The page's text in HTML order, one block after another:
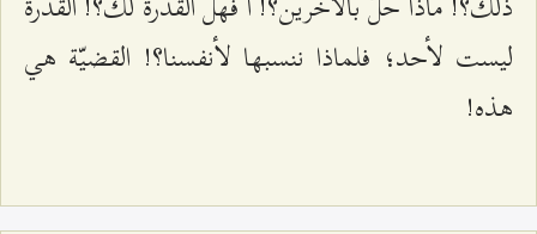
ليست لأحد؛ فلماذا ننسبها لأنفسنا؟! القضيّة هي
هذه!